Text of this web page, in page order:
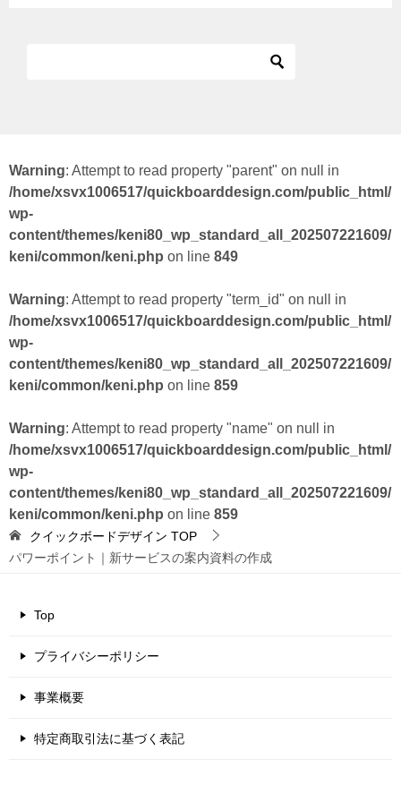
Warning: Attempt to read property "parent" on null in
/home/xsvx1006517/quickboarddesign.com/public_html/
wp-
content/themes/keni80_wp_standard_all_202507221609/
keni/common/keni.php on line 849
Warning: Attempt to read property "term_id" on null in
/home/xsvx1006517/quickboarddesign.com/public_html/
wp-
content/themes/keni80_wp_standard_all_202507221609/
keni/common/keni.php on line 859
Warning: Attempt to read property "name" on null in
/home/xsvx1006517/quickboarddesign.com/public_html/
wp-
content/themes/keni80_wp_standard_all_202507221609/
keni/common/keni.php on line 859
クイックボードデザイン TOP
パワーポイント｜新サービスの案内資料の作成
Top
プライバシーポリシー
事業概要
特定商取引法に基づく表記